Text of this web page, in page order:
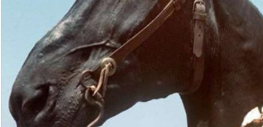
se zákonem.